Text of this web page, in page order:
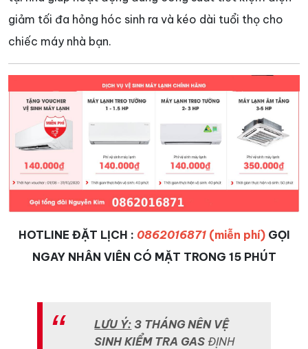
giảm tối đa hỏng hóc sinh ra và kéo dài tuổi thọ cho
chiếc máy nhà bạn.
HOTLINE ĐẶT LỊCH : 0862016871(miễn phí) GỌI
NGAY NHÂN VIÊN CÓ MẶT TRONG 15 PHÚT
LƯU Ý: 3 THÁNG NÊN VỆ
SINH KIỂM TRA GAS ĐỊNH